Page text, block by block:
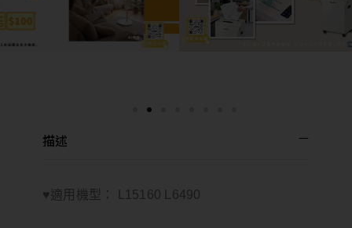
描述
♥適用機型： L15160 L6490